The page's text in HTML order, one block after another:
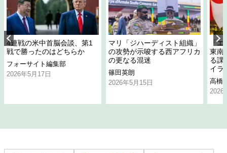
4連戦の米中首脳会談、第1
戦で勝ったのはどちらか
フォーサイト編集部
2026年5月17日
マリ「ジハーディスト組織」
の攻勢が示唆する西アフリカ
の更なる混迷
篠田英朗
2026年5月15日
「
東南
る課
イラ
高橋
2026